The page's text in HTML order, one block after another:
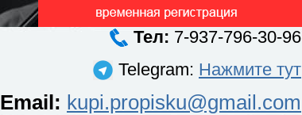
Тел: 7-937-796-30-96
Telegram: Нажмите тут
Email: kupi.propisku@gmail.com